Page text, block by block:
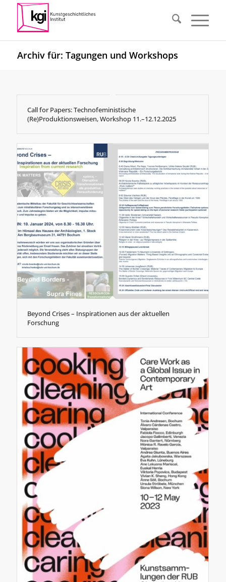
Archiv für: Tagungen und Workshops
Call for Papers: Technofeministische
(Re)Produktionsweisen, Workshop 11.–12.12.2025
Beyond Crises – Inspirationen aus der aktuellen
Forschung